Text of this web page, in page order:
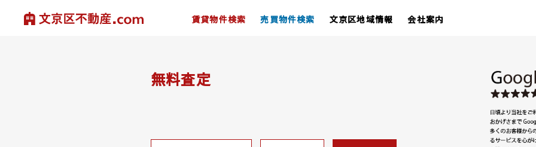
賃貸物件検索 売買物件検索 文京区地域情報 会社案内
無料査定